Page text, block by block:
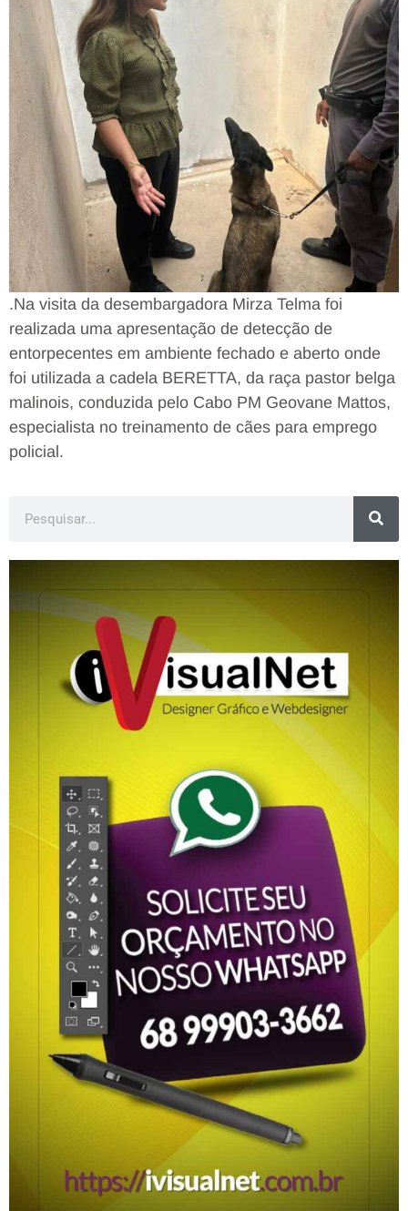
.Na visita da desembargadora Mirza Telma foi
realizada uma apresentação de detecção de
entorpecentes em ambiente fechado e aberto onde
foi utilizada a cadela BERETTA, da raça pastor belga
malinois, conduzida pelo Cabo PM Geovane Mattos,
especialista no treinamento de cães para emprego
policial.